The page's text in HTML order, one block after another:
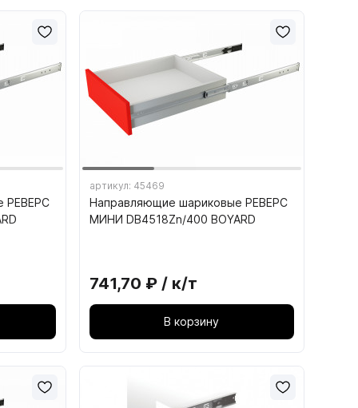
Шлифованная ДВП, ХДФ
18. КОМПЛЕКТУЮЩИЕ ДЛЯ
18.3. Кабель-канал
18.4. Подставка под системный блок
РЕВЕРС
артикул: 45469
Направляющие шариковые РЕВЕРС
МИНИ DB4518Zn/400 BOYARD
741,70 ₽ / к/т
В корзину